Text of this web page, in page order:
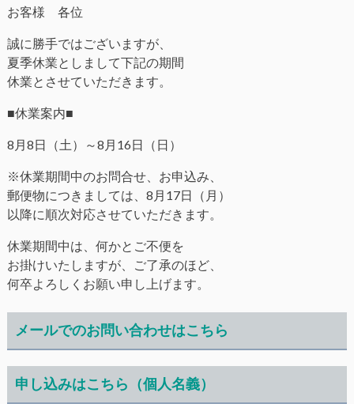
お客様 各位
誠に勝手ではございますが、
夏季休業としまして下記の期間
休業とさせていただきます。
■休業案内■
8月8日（土）～8月16日（日）
※休業期間中のお問合せ、お申込み、
郵便物につきましては、8月17日（月）
以降に順次対応させていただきます。
休業期間中は、何かとご不便を
お掛けいたしますが、ご了承のほど、
何卒よろしくお願い申し上げます。
メールでのお問い合わせはこちら
申し込みはこちら（個人名義）